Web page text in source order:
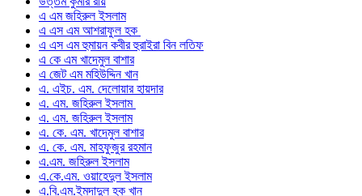
এ এম জহিরুল ইসলাম
এ এস এম আশরাফুল হক
এ এস এম হুমায়ন কবীর হুরাইরা বিন লতিফ
এ কে এম খাদেমুল বাশার
এ জেট এম মহিউদ্দিন খান
এ. এইচ. এম. দেলোয়ার হায়দার
এ. এম. জহিরুল ইসলাম
এ. এম. জহিরুল ইসলাম
এ. কে. এম. খাদেমুল বাশার
এ. কে. এম. মাহফুজুর রহমান
এ.এম. জহিরুল ইসলাম
এ.কে.এম. ওয়াহেদুল ইসলাম
এ.বি.এম.ইমদাদুল হক খান